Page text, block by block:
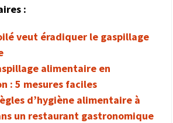
:
veut éradiquer le gaspillage
alimentaire en
: 5 mesures faciles
d’hygiène alimentaire à
un restaurant gastronomique